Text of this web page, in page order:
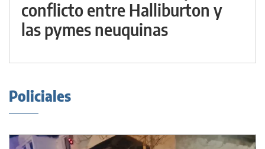
conflicto entre Halliburton y
las pymes neuquinas
Policiales